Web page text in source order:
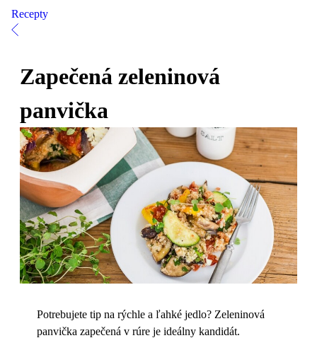
Recepty
Zapečená zeleninová
panvička
Potrebujete tip na rýchle a ľahké jedlo? Zeleninová
panvička zapečená v rúre je ideálny kandidát.